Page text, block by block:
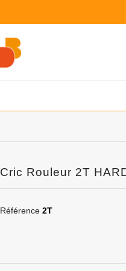
Cric Rouleur 2T
Référence 2T